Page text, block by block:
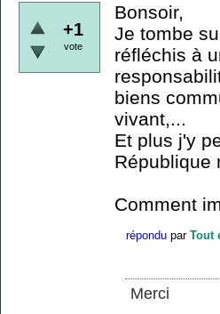
+1
vote
Bonsoir,
Je tombe
réfléchis à
biens
vivant,...
Et plus j'y
République
Comment
répondu par Tout
Merci